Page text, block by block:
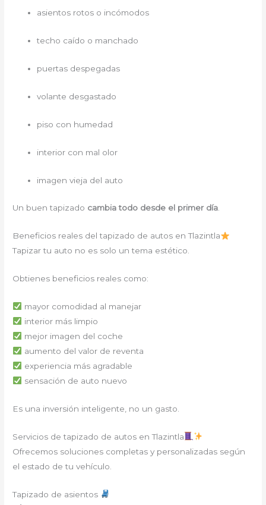
asientos rotos o incómodos
techo caído o manchado
puertas despegadas
volante desgastado
piso con humedad
interior con mal olor
imagen vieja del auto
Un buen tapizado cambia todo desde el primer día.
Beneficios reales del tapizado de autos en Tlazintla
Tapizar tu auto no es solo un tema estético.
Obtienes beneficios reales como:
mayor comodidad al manejar
interior más limpio
mejor imagen del coche
aumento del valor de reventa
experiencia más agradable
sensación de auto nuevo
Es una inversión inteligente, no un gasto.
Servicios de tapizado de autos en Tlazintla
Ofrecemos soluciones completas y personalizadas según
el estado de tu vehículo.
Tapizado de asientos